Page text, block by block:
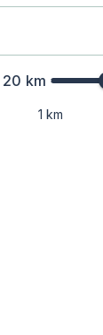
20 km
1 km